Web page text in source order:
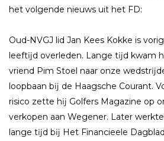
het volgende nieuws uit het FD:
Oud-NVGJ lid Jan Kees Kokke is
leeftĳd overleden. Lange tĳd kwam
vriend Pim Stoel naar onze
loopbaan bĳ de Haagsche Courant.
risico zette hĳ Golfers Magazine op
verkopen aan Wegener. Later
lange tĳd bĳ Het Financieele